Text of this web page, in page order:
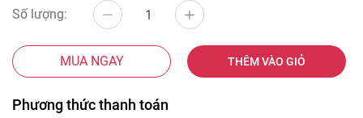
Số lượng:
MUA NGAY THÊM VÀO GIỎ
Phương thức thanh toán